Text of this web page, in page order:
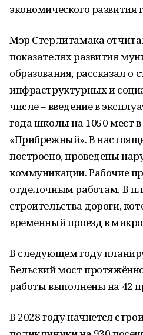
экономического развития
Мэр Стерлитамака
показателях развития
образования, рассказал о
инфраструктурных и
числе – введение в
года школы на 1050 мест
«Прибрежный». В
построено, проведены
коммуникации. Рабочие
отделочным работам. В
строительства дороги,
временный проезд в
В следующем году
Бельский мост
работы выполнены на 42
В 2028 году начнется